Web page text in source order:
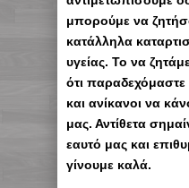
μπορούμε να
κατάλληλα
υγείας. Το να
ότι παραδεχόμαστε
και ανίκανοι να
μας. Αντίθετα
εαυτό μας και
γίνουμε καλά.